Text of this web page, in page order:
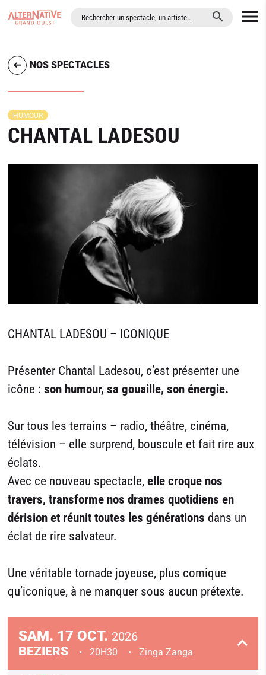
NOS SPECTACLES
HUMOUR
CHANTAL LADESOU
CHANTAL LADESOU – ICONIQUE
Présenter Chantal Ladesou, c’est présenter une
icône :son humour, sa gouaille, son énergie.
Sur tous les terrains – radio, théâtre, cinéma,
télévision – elle surprend, bouscule et fait rire aux
éclats.
Avec ce nouveau spectacle,elle croque nos
travers, transforme nos drames quotidiens en
dérision et réunit toutes les générations dans un
éclat de rire salvateur.
Une véritable tornade joyeuse, plus comique
qu’iconique, à ne manquer sous aucun prétexte.
SAM. 17 OCT. 2026
BEZIERS
20H30 Zinga Zanga